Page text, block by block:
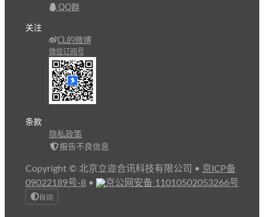
QQ群
关注
CL的微博
微信订阅号
条款
隐私政策
报告不良信息
Copyright © 北京立迩合讯科技有限公司 • 京ICP备
09022189号-8 • 京公网安备 11010502053266号
自动